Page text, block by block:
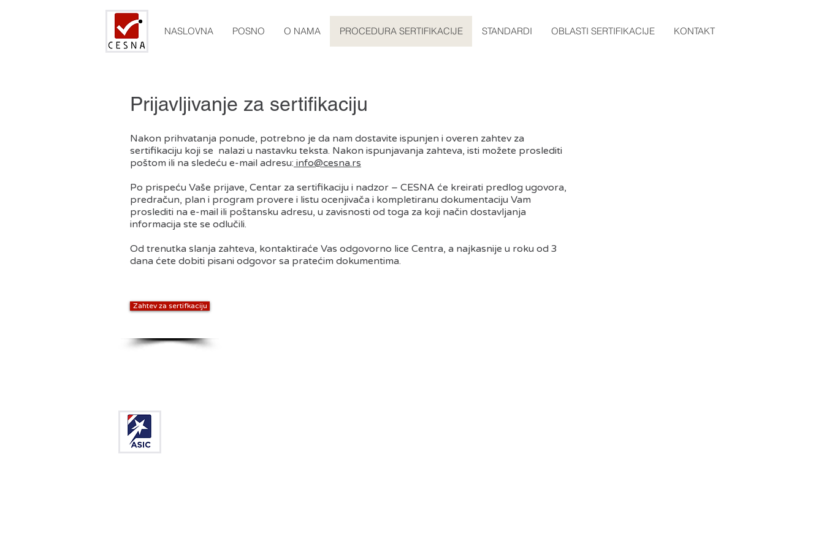
NASLOVNA POSNO O NAMA PROCEDURA SERTIFIKACIJE STANDARDI OBLASTI SERTIFIKACIJE KONTAKT
Prijavljivanje za sertifikaciju
Nakon prihvatanja ponude, potrebno je da nam dostavite ispunjen i overen zahtev za
sertifikaciju koji se nalazi u nastavku teksta. Nakon ispunjavanja zahteva, isti možete proslediti
poštom ili na sledeću e-mail adresu: info@cesna.rs
Po prispeću Vaše prijave, Centar za sertifikaciju i nadzor – CESNA će kreirati predlog ugovora,
predračun, plan i program provere i listu ocenjivača i kompletiranu dokumentaciju Vam
proslediti na e-mail ili poštansku adresu, u zavisnosti od toga za koji način dostavljanja
informacija ste se odlučili.
Od trenutka slanja zahteva, kontaktiraće Vas odgovorno lice Centra, a najkasnije u roku od 3
dana ćete dobiti pisani odgovor sa pratećim dokumentima.
Zahtev za sertifkaciju